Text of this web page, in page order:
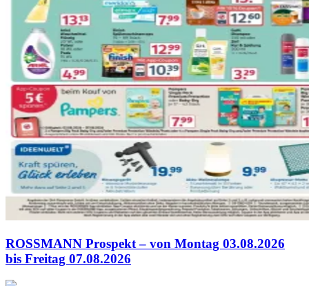
ROSSMANN Prospekt – von Montag 03.08.2026
bis Freitag 07.08.2026